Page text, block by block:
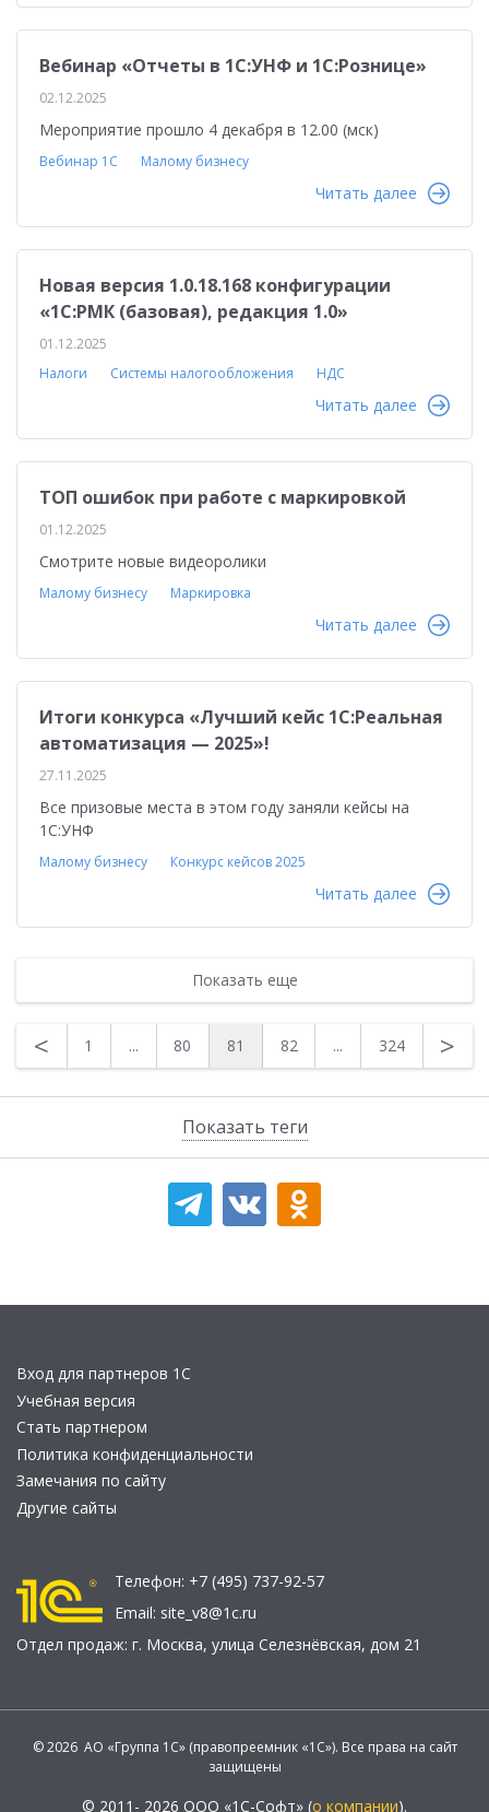
Показать теги
Вебинар «Отчеты в 1С:УНФ и 1С:Рознице»
02.12.2025
Мероприятие прошло 4 декабря в 12.00 (мск)
Вебинар 1С Малому бизнесу
Читать далее
Новая версия 1.0.18.168 конфигурации
«1С:РМК (базовая), редакция 1.0»
01.12.2025
Налоги
Системы налогообложения НДС
Читать далее
ТОП ошибок при работе с маркировкой
01.12.2025
Смотрите новые видеоролики
Малому бизнесу Маркировка
Читать далее
Итоги конкурса «Лучший кейс 1С:Реальная
автоматизация — 2025»!
27.11.2025
Все призовые места в этом году заняли кейсы на
1С:УНФ
Малому бизнесу Конкурс кейсов 2025
Читать далее
Показать еще
< 1 ... 80 81 82 ... 324 >
Вход для партнеров 1С
Учебная версия
Стать партнером
Политика конфиденциальности
Замечания по сайту
Другие сайты
Телефон: +7 (495) 737-92-57
Email: site_v8@1c.ru
Отдел продаж: г. Москва, улица Селезнёвская, дом 21
© 2026 АО «Группа 1С» (правопреемник «1С»). Все права на сайт
защищены
© 2011- 2026 ООО «1С-Софт» (о компании).